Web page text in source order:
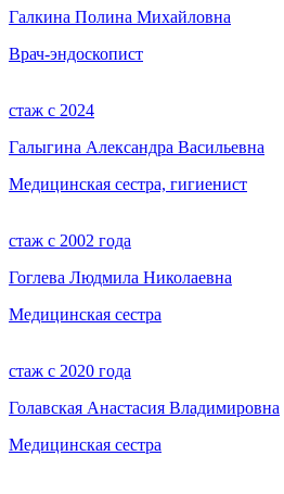
Галкина Полина Михайловна
Врач-эндоскопист
стаж с 2024
Галыгина Александра Васильевна
Медицинская сестра, гигиенист
стаж с 2002 года
Гоглева Людмила Николаевна
Медицинская сестра
стаж с 2020 года
Голавская Анастасия Владимировна
Медицинская сестра